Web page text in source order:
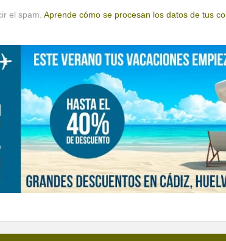
el spam. Aprende cómo se procesan los datos de tus